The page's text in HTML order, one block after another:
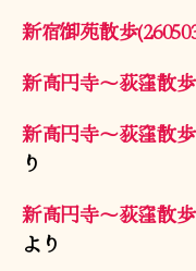
新宿御苑散歩
新高円寺〜荻窪散歩
新高円寺〜荻窪散歩
り
新高円寺〜荻窪散歩
より